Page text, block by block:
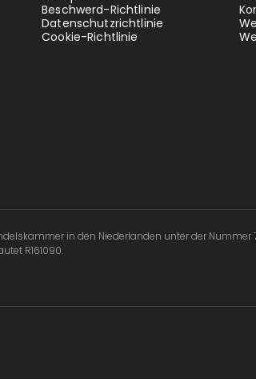
Beschwerd-Richtlinie
Datenschutzrichtlinie
Cookie-Richtlinie
in den Niederlanden unter der Nummer
R161090.